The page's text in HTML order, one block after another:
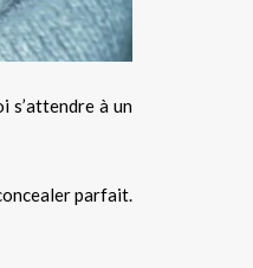
s’attendre à un
parfait.